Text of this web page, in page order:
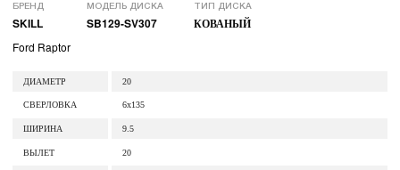
БРЕНД
SKILL
МОДЕЛЬ ДИСКА
SB129-SV307
ТИП ДИСКА
КОВАНЫЙ
Ford Raptor
ДИАМЕТР 20
СВЕРЛОВКА 6x135
ШИРИНА 9.5
ВЫЛЕТ 20